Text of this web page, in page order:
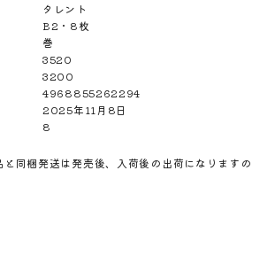
タレント
B2・8枚
巻
3520
3200
4968855262294
2025年11月8日
8
同梱発送は発売後、入荷後の出荷になりますの